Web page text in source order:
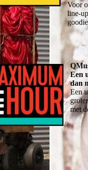
Voor
line-
Een
dan
Een
met